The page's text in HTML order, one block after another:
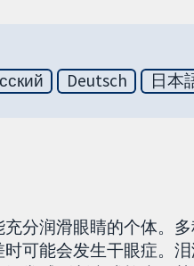
Deutsch 日本
分润滑眼睛的个体。
可能会发生干眼症。